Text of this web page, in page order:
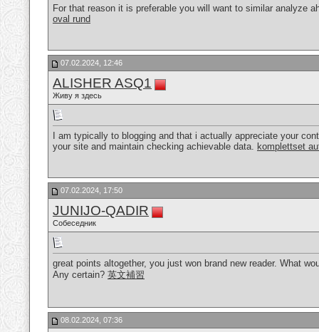
For that reason it is preferable you will want to similar analyze
oval rund
07.02.2024, 12:46
ALISHER ASQ1
Живу я здесь
I am typically to blogging and that i actually appreciate your
your site and maintain checking achievable data. komplettset
07.02.2024, 17:50
JUNIJO-QADIR
Собеседник
great points altogether, you just won brand new reader. What
Any certain? 英文補習
08.02.2024, 07:36